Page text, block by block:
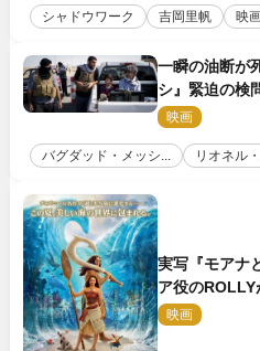
シャドウワーク 吉岡里帆 映
一瞬の油断が
シ』緊迫の検
ージも到着
映画
バグダッド・メッシ... リオネル
実写『モアナ
ア役のROLLY
「シャイニー
映画